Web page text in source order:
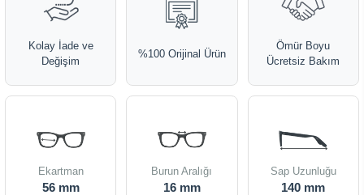
Kolay İade ve
Değişim
%100 Orijinal Ürün
Ömür Boyu
Ücretsiz Bakım
Ekartman
56 mm
Burun Aralığı
16 mm
Sap Uzunluğu
140 mm